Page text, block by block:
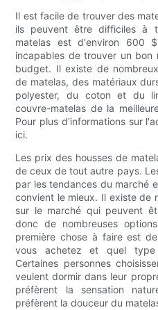
Il est facile de trouver des
ils peuvent être difficiles à
matelas est d'environ 600
incapables de trouver un bon
budget. Il existe de
de matelas, des matériaux
polyester, du coton et du
couvre-matelas de la
Pour plus d'informations sur
ici.
Les prix des housses de
de ceux de tout autre pays.
par les tendances du marché
convient le mieux. Il existe de
sur le marché qui peuvent
donc de nombreuses
première chose à faire est
vous achetez et quel
Certaines personnes
veulent dormir dans leur
préfèrent la sensation
préfèrent la douceur du